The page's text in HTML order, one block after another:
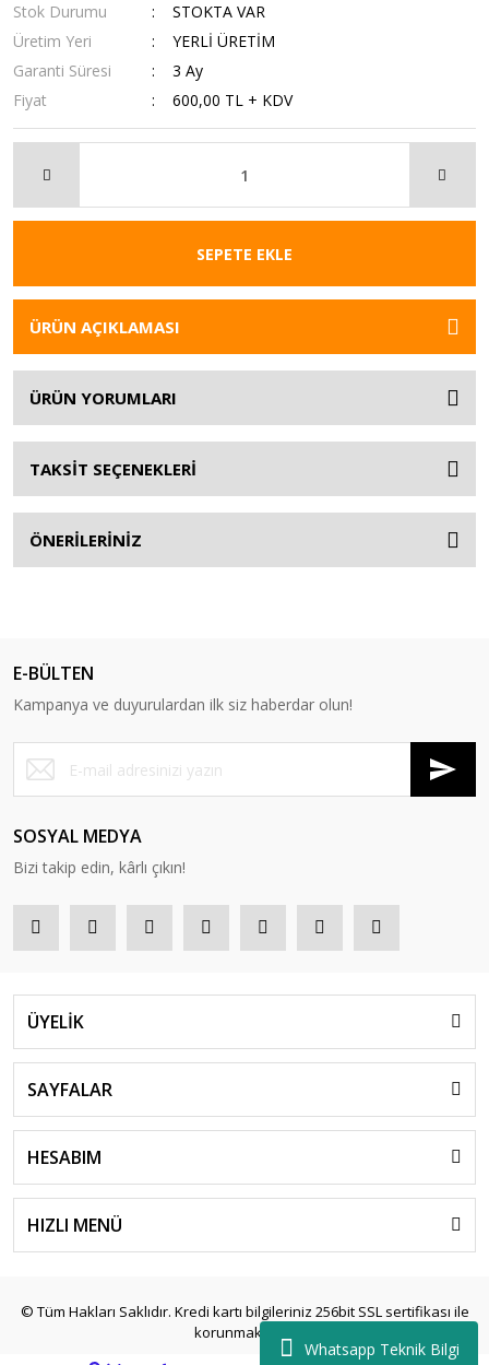
Whatsapp Teknik Bilgi
Stok Durumu
STOKTA VAR
Üretim Yeri
YERLİ ÜRETİM
Garanti Süresi
3 Ay
Fiyat
600,00 TL + KDV
SEPETE EKLE
ÜRÜN AÇIKLAMASI
ÜRÜN YORUMLARI
TAKSİT SEÇENEKLERİ
ÖNERİLERİNİZ
E-BÜLTEN
Kampanya ve duyurulardan ilk siz haberdar olun!
SOSYAL MEDYA
Bizi takip edin, kârlı çıkın!
ÜYELİK
SAYFALAR
HESABIM
HIZLI MENÜ
© Tüm Hakları Saklıdır. Kredi kartı bilgileriniz 256bit SSL sertifikası ile
korunmaktadır.